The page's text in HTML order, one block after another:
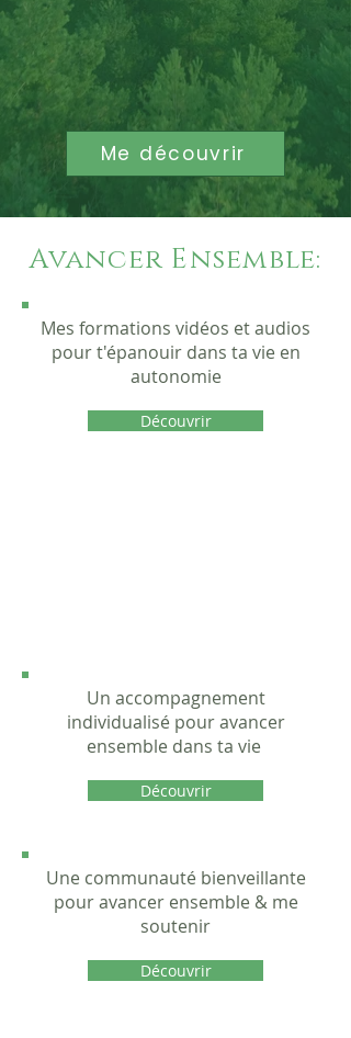
Me découvrir
Avancer Ensemble:
Mes formations vidéos et audios
pour t'épanouir dans ta vie en
autonomie
Découvrir
Un accompagnement
individualisé pour avancer
ensemble dans ta vie
Découvrir
Une communauté bienveillante
pour avancer ensemble & me
soutenir
Découvrir